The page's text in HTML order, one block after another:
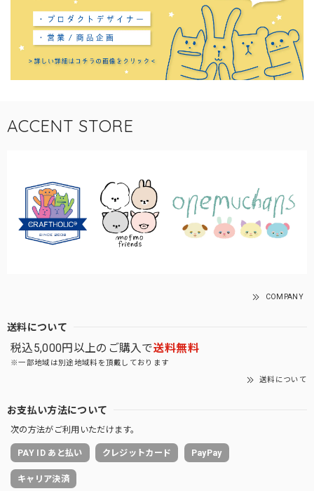
ACCENT STORE
COMPANY
送料について
税込5,000円以上のご購入で送料無料
※一部地域は別途地域料を頂戴しております
送料について
お支払い方法について
次の方法がご利用いただけます。
PAY ID あと払い クレジットカード PayPay
キャリア決済